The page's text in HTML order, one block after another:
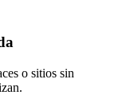
o sitios sin